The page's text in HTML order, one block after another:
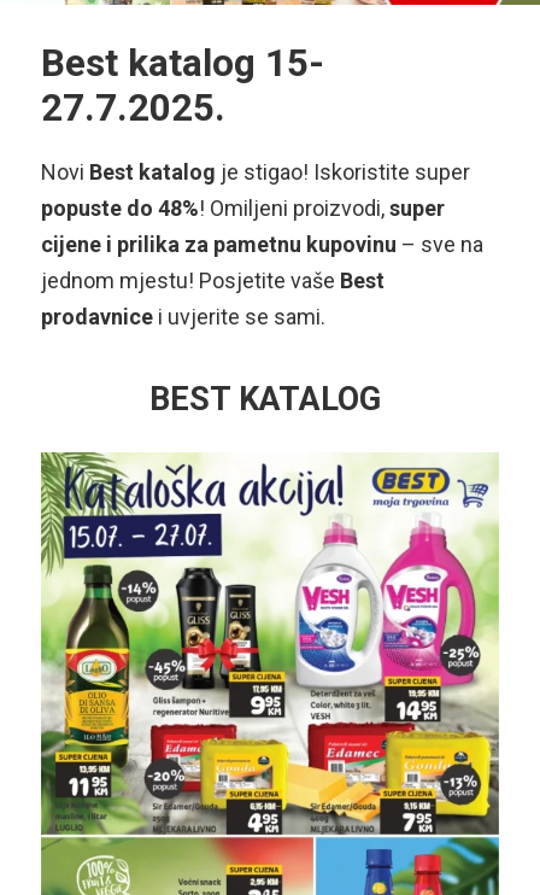
Best katalog 15-
27.7.2025.
Novi Best katalog je stigao! Iskoristite super
popuste do 48%! Omiljeni proizvodi,super
cijene i prilika za pametnu kupovinu – sve na
jednom mjestu! Posjetite vaše Best
prodavnice i uvjerite se sami.
BEST KATALOG